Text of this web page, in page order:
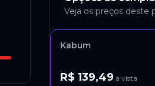
Veja os preços deste
Kabum
R$ 139,49 à vista